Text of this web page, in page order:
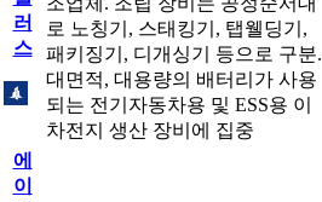
러
스
로 노칭기, 스태킹기, 탭웰딩기,
패키징기, 디개싱기 등으로 구분.
대면적, 대용량의 배터리가 사용
되는 전기자동차용 및 ESS용 이
차전지 생산 장비에 집중
에
이